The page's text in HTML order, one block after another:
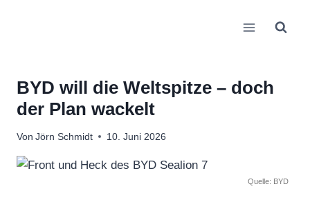
BYD will die Weltspitze – doch
der Plan wackelt
Von Jörn Schmidt 10. Juni 2026
Quelle: BYD